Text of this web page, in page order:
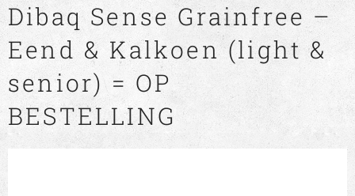
Dibaq Sense Grainfree –
Eend & Kalkoen (light &
senior) = OP
BESTELLING